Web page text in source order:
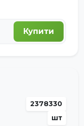
Купити
2378330
шт